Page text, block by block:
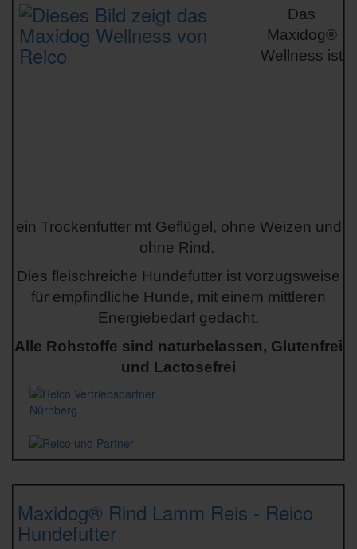
Das
Maxidog®
Wellness ist
ein Trockenfutter mt Geflügel, ohne Weizen und
ohne Rind.
Dies fleischreiche Hundefutter ist vorzugsweise
für empfindliche Hunde, mit einem mittleren
Energiebedarf gedacht.
Alle Rohstoffe sind naturbelassen, Glutenfrei
und Lactosefrei
Maxidog® Rind Lamm Reis - Reico
Hundefutter